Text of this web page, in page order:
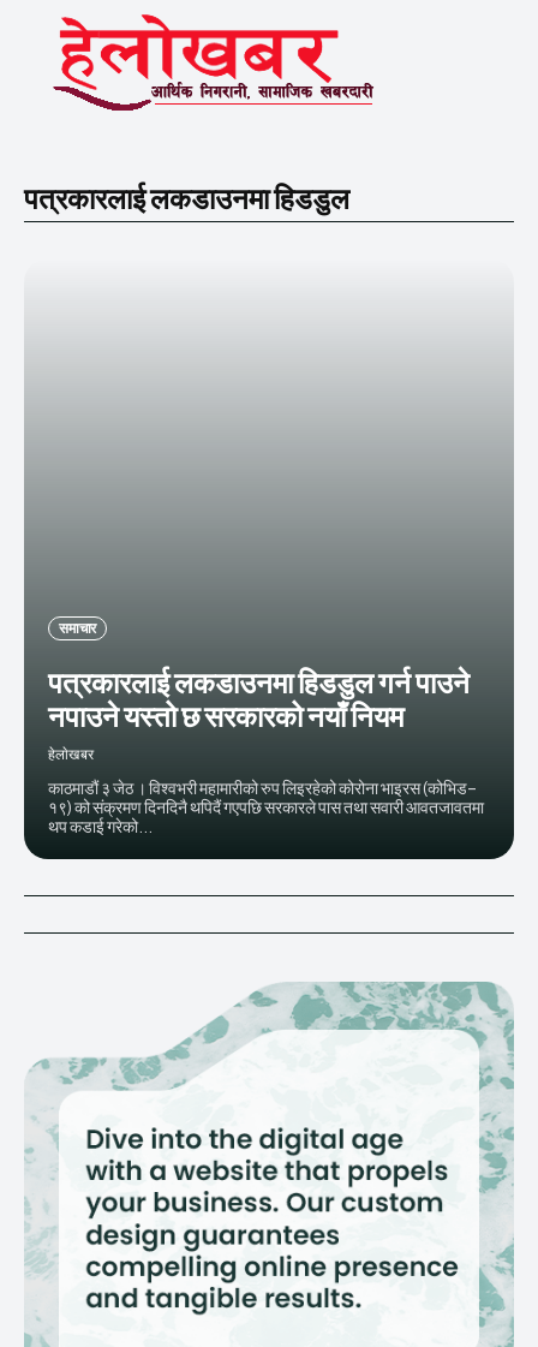
पत्रकारलाई लकडाउनमा हिडडुल
समाचार
पत्रकारलाई लकडाउनमा हिडडुल गर्न पाउने
नपाउने यस्तो छ सरकारको नयाँ नियम
हेलाेखबर
काठमाडौं ३ जेठ । विश्वभरी महामारीको रुप लिइरहेको कोरोना भाइरस (कोभिड–
१९) को संक्रमण दिनदिनै थपिदैं गएपछि सरकारले पास तथा सवारी आवतजावतमा
थप कडाई गरेको...